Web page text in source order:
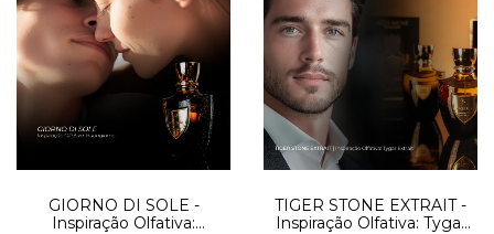
GIORNO DI SOLE -
Inspiração Olfativa:
TIGER STONE EXTRAIT -
Inspiração Olfativa: Tygar